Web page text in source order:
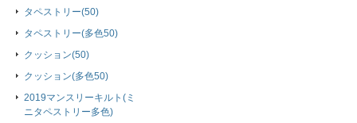
タペストリー(50)
タペストリー(多色50)
クッション(50)
クッション(多色50)
2019マンスリーキルト(ミ
ニタペストリー多色)